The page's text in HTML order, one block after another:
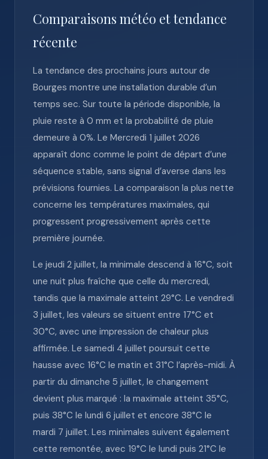
Comparaisons météo et tendance
récente
La tendance des prochains jours autour de
Bourges montre une installation durable d’un
temps sec. Sur toute la période disponible, la
pluie reste à 0 mm et la probabilité de pluie
demeure à 0%. Le Mercredi 1 juillet 2026
apparaît donc comme le point de départ d’une
séquence stable, sans signal d’averse dans les
prévisions fournies. La comparaison la plus nette
concerne les températures maximales, qui
progressent progressivement après cette
première journée.
Le jeudi 2 juillet, la minimale descend à 16°C, soit
une nuit plus fraîche que celle du mercredi,
tandis que la maximale atteint 29°C. Le vendredi
3 juillet, les valeurs se situent entre 17°C et
30°C, avec une impression de chaleur plus
affirmée. Le samedi 4 juillet poursuit cette
hausse avec 16°C le matin et 31°C l’après-midi. À
partir du dimanche 5 juillet, le changement
devient plus marqué : la maximale atteint 35°C,
puis 38°C le lundi 6 juillet et encore 38°C le
mardi 7 juillet. Les minimales suivent également
cette remontée, avec 19°C le lundi puis 21°C le